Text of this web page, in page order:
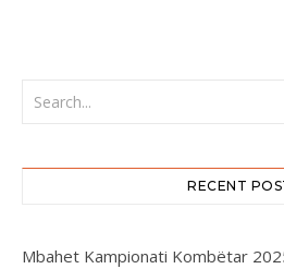
RECENT
Mbahet Kampionati Kombëtar